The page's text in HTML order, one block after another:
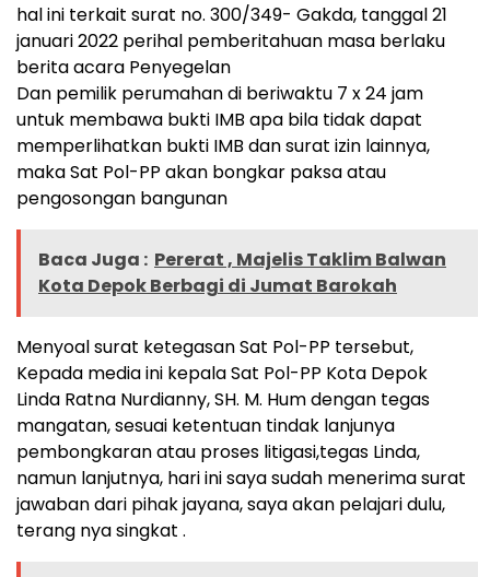
hal ini terkait surat no. 300/349- Gakda, tanggal 21
januari 2022 perihal pemberitahuan masa berlaku
berita acara Penyegelan
Dan pemilik perumahan di beriwaktu 7 x 24 jam
untuk membawa bukti IMB apa bila tidak dapat
memperlihatkan bukti IMB dan surat izin lainnya,
maka Sat Pol-PP akan bongkar paksa atau
pengosongan bangunan
Baca Juga : Pererat , Majelis Taklim Balwan
Kota Depok Berbagi di Jumat Barokah
Menyoal surat ketegasan Sat Pol-PP tersebut,
Kepada media ini kepala Sat Pol-PP Kota Depok
Linda Ratna Nurdianny, SH. M. Hum dengan tegas
mangatan, sesuai ketentuan tindak lanjunya
pembongkaran atau proses litigasi,tegas Linda,
namun lanjutnya, hari ini saya sudah menerima surat
jawaban dari pihak jayana, saya akan pelajari dulu,
terang nya singkat .